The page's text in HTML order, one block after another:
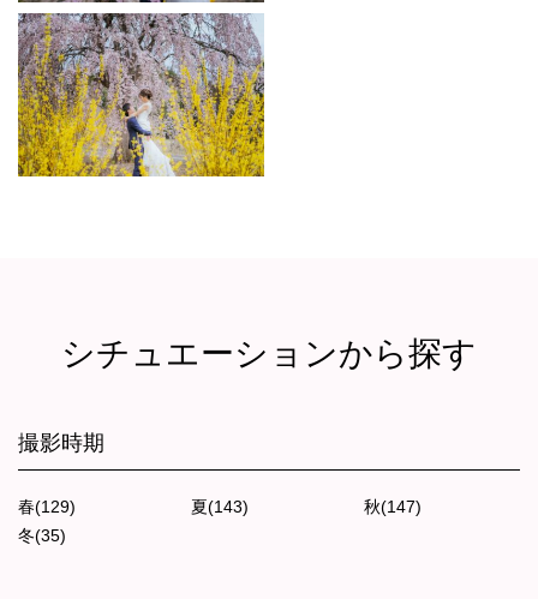
シチュエーションから探す
撮影時期
春(129) 夏(143)
秋(147)
冬(35)